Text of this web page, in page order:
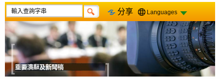
分享 Languages